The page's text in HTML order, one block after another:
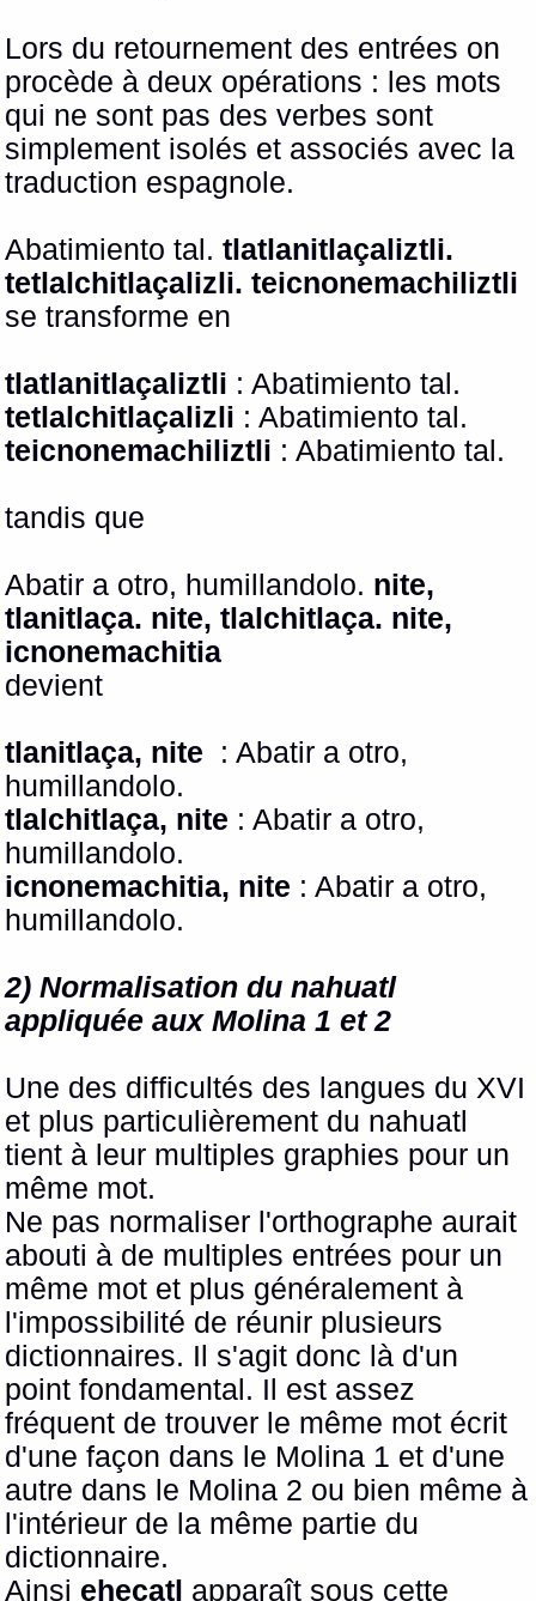
Lors du retournement des entrées on
procède à deux opérations : les mots
qui ne sont pas des verbes sont
simplement isolés et associés avec la
traduction espagnole.
Abatimiento tal.tlatlanitlaçaliztli.
tetlalchitlaçalizli. teicnonemachiliztli
se transforme en
tlatlanitlaçaliztli : Abatimiento tal.
tetlalchitlaçalizli : Abatimiento tal.
teicnonemachiliztli : Abatimiento tal.
tandis que
Abatir a otro, humillandolo. nite,
tlanitlaça. nite, tlalchitlaça. nite,
icnonemachitia
devient
tlanitlaça, nite
: Abatir a otro,
humillandolo.
tlalchitlaça, nite : Abatir a otro,
humillandolo.
icnonemachitia, nite : Abatir a otro,
humillandolo.
2) Normalisation du nahuatl
appliquée aux Molina 1 et 2
Une des difficultés des langues du XVI
et plus particulièrement du nahuatl
tient à leur multiples graphies pour un
même mot.
Ne pas normaliser l'orthographe aurait
abouti à de multiples entrées pour un
même mot et plus généralement à
l'impossibilité de réunir plusieurs
dictionnaires. Il s'agit donc là d'un
point fondamental. Il est assez
fréquent de trouver le même mot écrit
d'une façon dans le Molina 1 et d'une
autre dans le Molina 2 ou bien même à
l'intérieur de la même partie du
dictionnaire.
Ainsi ehecatl apparaît sous cette